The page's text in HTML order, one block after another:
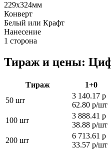
229х324мм
Конверт
Белый или Крафт
Нанесение
1 сторона
Тираж и цены:
Тираж 1+0
50 шт
3 140.17 р
62.80 р/шт
100 шт
3 888.41 р
38.88 р/шт
200 шт
6 713.61 р
33.57 р/шт